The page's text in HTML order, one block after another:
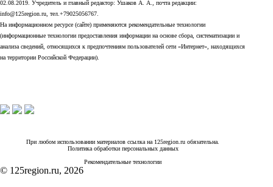
02.08.2019. Учредитель и главный редактор: Ушаков А. А., почта редакции:
info@125region.ru, тел.+79025056767.
На информационном ресурсе (сайте) применяются рекомендательные технологии
(информационные технологии предоставления информации на основе сбора, систематизации и
анализа сведений, относящихся к предпочтениям пользователей сети «Интернет», находящихся
на территории Российской Федерации).
При любом использовании материалов ссылка на 125region.ru обязательна.
Политика обработки персональных данных
Рекомендательные технологии
© 125region.ru, 2026